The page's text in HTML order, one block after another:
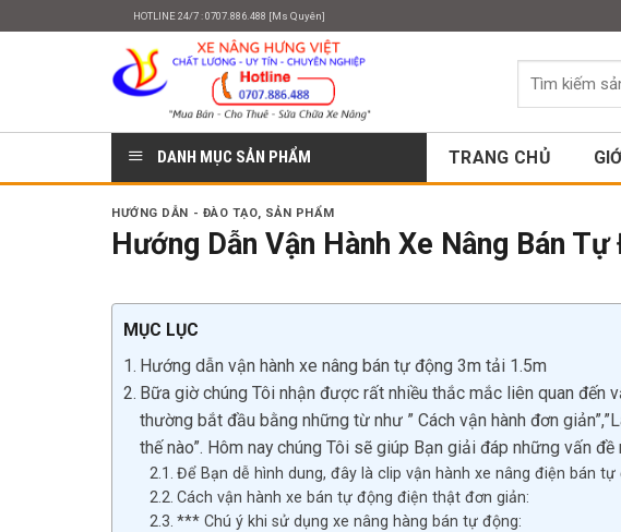
HOTLINE 24/7 : 0707.886.488 [Ms Quyên]
Tìm
DANH MỤC SẢN PHẨM
TRANG CHỦ
HƯỚNG DẪN - ĐÀO TẠO, SẢN PHẨM
Hướng Dẫn Vận Hành Xe Nâng Bán
MỤC LỤC
Hướng dẫn vận hành xe nâng bán tự động 3m tải 1.5m
Bữa giờ chúng Tôi nhận được rất nhiều thắc mắc liên quan đến
thường bắt đầu bằng những từ như ” Cách vận hành đơn
thế nào”. Hôm nay chúng Tôi sẽ giúp Bạn giải đáp những vấn đề
Để Bạn dễ hình dung, đây là clip vận hành xe nâng điện bán tự
Cách vận hành xe bán tự động điện thật đơn giản:
*** Chú ý khi sử dụng xe nâng hàng bán tự động: